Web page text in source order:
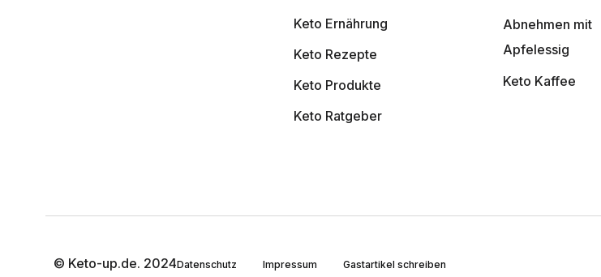
Keto Ernährung
Keto Rezepte
Keto Produkte
Keto Ratgeber
Abnehmen mit
Apfelessig
Keto Kaffee
© Keto-up.de. 2024Datenschutz Impressum Gastartikel schreiben